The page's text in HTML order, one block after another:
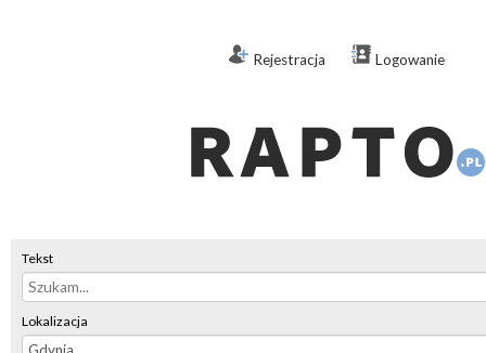
Rejestracja Logowanie
Tekst
Lokalizacja